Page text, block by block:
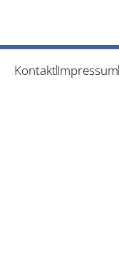
KontaktImpressum